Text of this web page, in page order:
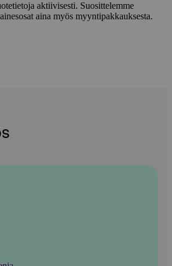
aktiivisesti. Suosittelemme
aina myös myyntipakkauksesta.